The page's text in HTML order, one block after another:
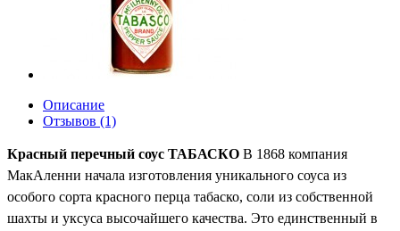
Описание
Отзывов (1)
Красный перечный соус ТАБАСКО В 1868 компания
МакАленни начала изготовления уникального соуса из
особого сорта красного перца табаско, соли из собственной
шахты и уксуса высочайшего качества. Это единственный в